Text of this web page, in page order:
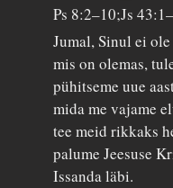
Ps 8:2–10;Js
Jumal, Sinul ei
mis on olemas,
pühitseme uue
mida me vajame
tee meid rikkaks
palume Jeesuse
Issanda läbi.